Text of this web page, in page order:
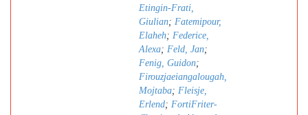
Etingin-Frati,
Giulian; Fatemipour,
Elaheh; Federice,
Alexa; Feld, Jan;
Fenig, Guidon;
Firouzjaeiangalougah,
Mojtaba; Fleisje,
Erlend; FortiFriter-